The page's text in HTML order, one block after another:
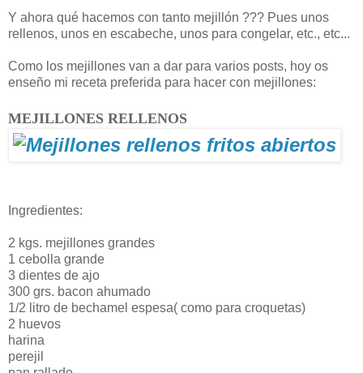
Y ahora qué hacemos con tanto mejillón ??? Pues unos
rellenos, unos en escabeche, unos para congelar, etc., etc...
Como los mejillones van a dar para varios posts, hoy os
enseño mi receta preferida para hacer con mejillones:
MEJILLONES RELLENOS
Ingredientes:
2 kgs. mejillones grandes
1 cebolla grande
3 dientes de ajo
300 grs. bacon ahumado
1/2 litro de bechamel espesa( como para croquetas)
2 huevos
harina
perejil